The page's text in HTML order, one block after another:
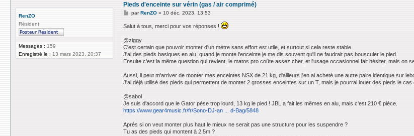
RenZO
Résident
Messages : 159
Enregistré le : 13 mars 2023, 20:37
Pieds d'enceinte sur vérin (gas / air comprimé)
M
s
g
e
par RenZO »10 déc. 2023, 13:53
Salut à tous, merci pour vos réponses !
@ziggy
C'est certain que pouvoir monter d'un mètre sans effort est utile, et surtout si cela reste stable.
J'ai des pieds basiques en alu, quand je monte l'enceinte je me dis souvent qu'il ne faudrait pas bousculer le pied.
Ensuite c'est la même question qui revient, le matos pro coûte assez cher, et l'usage occasionnel fait hésiter, mais on
Aussi, il peut m'arriver de monter mes enceintes NSX de 21 kg, d'ailleurs j'en ai acheté une autre paire identique sur
J'ai déjà utilisé des pieds qui permettent de monter 2 grosses enceintes sur un T, mais je pourrai louer des pieds le cas
@sabol
Je suis d'accord que le Gator pèse trop lourd, 13 kg le pied ! JBL a fait les mêmes en alu, mais c'est 210 € pièce.
https://www.gear4music.fr/fr/Sono-DJ-an ... d-Bag/5848
Après si on veut monter plus haut le mieux ne serait pas une structure pour les suspendre ?
Tu as des pieds qui montent à 2.5m ?